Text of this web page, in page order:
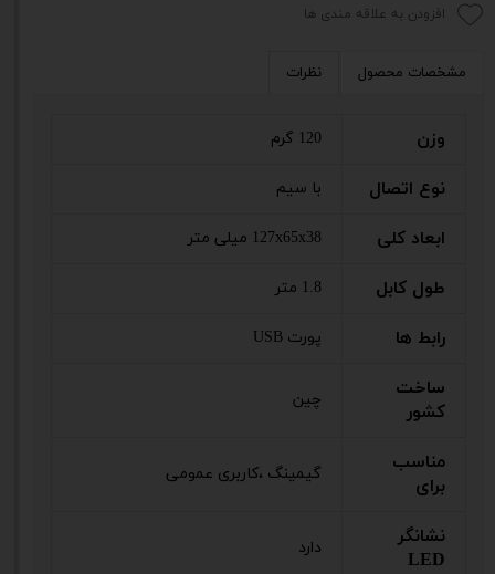
افزودن به علاقه مندی ها
مشخصات محصول نظرات
وزن 120 گرم
نوع اتصال با سیم
ابعاد کلی 127x65x38 میلی‌ متر
طول کابل 1.8 متر
رابط ها پورت USB
ساخت
کشور
چین
مناسب
برای
گیمینگ ،کاربری عمومی
نشانگر
LED
دارد